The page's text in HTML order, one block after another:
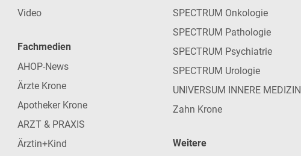
Video
Fachmedien
AHOP-News
Ärzte Krone
Apotheker Krone
ARZT & PRAXIS
Ärztin+Kind
SPECTRUM Onkologie
SPECTRUM Pathologie
SPECTRUM Psychiatrie
SPECTRUM Urologie
UNIVERSUM INNERE MEDIZIN
Zahn Krone
Weitere